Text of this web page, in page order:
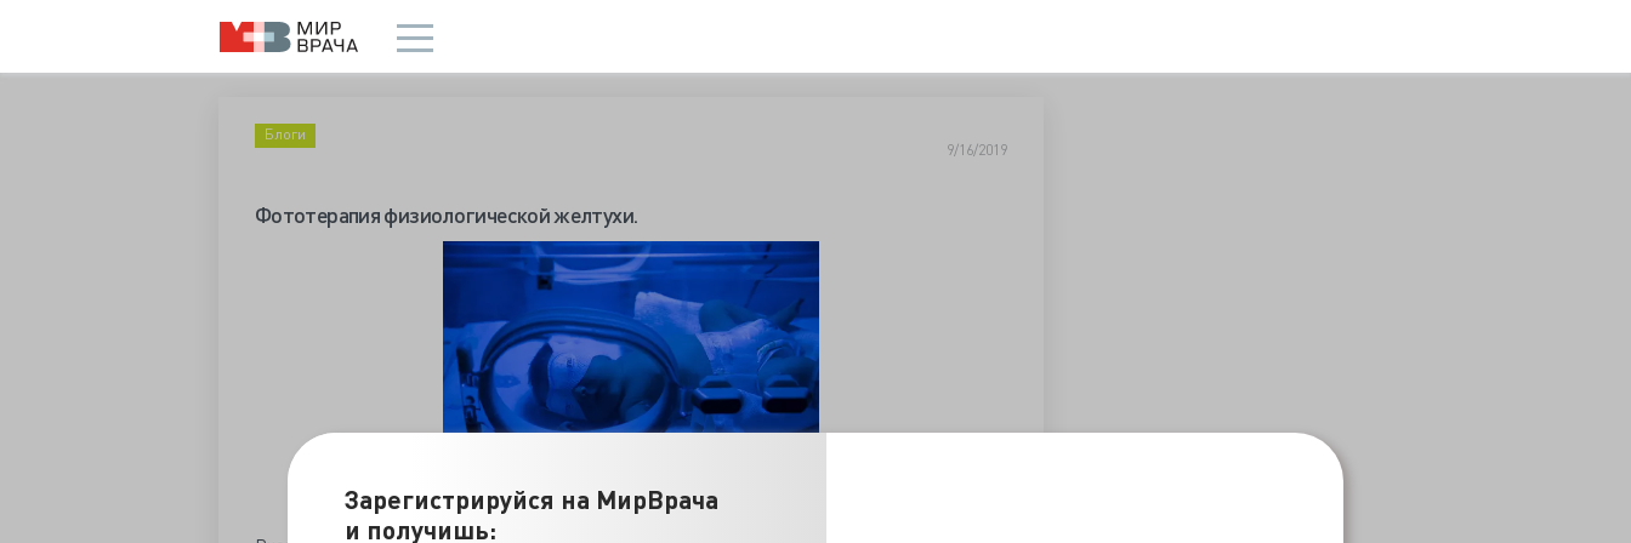
Зарегистрируйся на МирВрача
и получишь:
Блоги
9/16/2019
Фототерапия физиологической желтухи.